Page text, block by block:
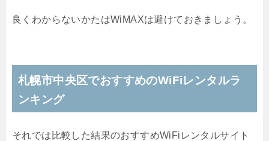
良くわからないかたはWiMAXは避けておきましょう。
札幌市中央区でおすすめのWiFiレンタルラ
ンキング
それでは比較した結果のおすすめWiFiレンタルサイト